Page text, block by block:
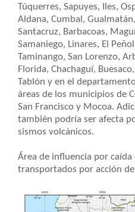
Túquerres, Sapuyes, Iles,
Aldana, Cumbal,
Santacruz, Barbacoas,
Samaniego, Linares, El
Taminango, San Lorenzo,
Florida, Chachaguí,
Tablón y en el
áreas de los municipios de
San Francisco y Mocoa.
también podría ser afecta
sismos volcánicos.
Área de influencia por caída
transportados por acción